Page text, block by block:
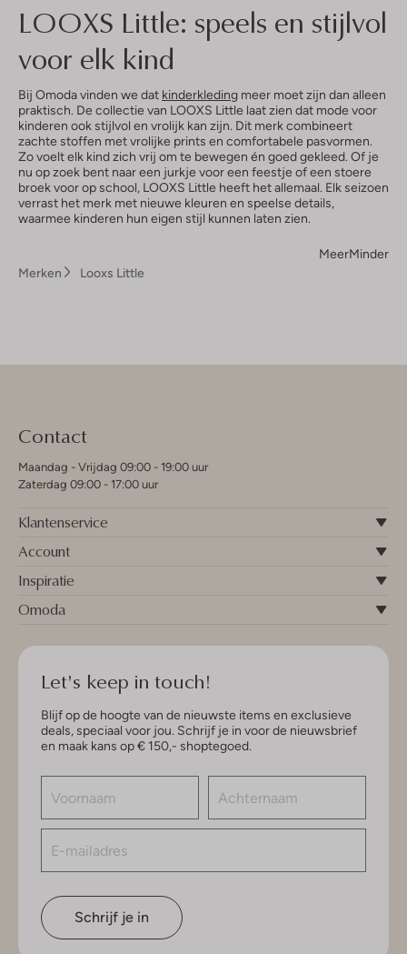
LOOXS Little: speels en stijlvol
voor elk kind
Bij Omoda vinden we dat kinderkleding meer moet zijn dan alleen
praktisch. De collectie van LOOXS Little laat zien dat mode voor
kinderen ook stijlvol en vrolijk kan zijn. Dit merk combineert
zachte stoffen met vrolijke prints en comfortabele pasvormen.
Zo voelt elk kind zich vrij om te bewegen én goed gekleed. Of je
nu op zoek bent naar een jurkje voor een feestje of een stoere
broek voor op school, LOOXS Little heeft het allemaal. Elk seizoen
verrast het merk met nieuwe kleuren en speelse details,
waarmee kinderen hun eigen stijl kunnen laten zien.
MeerMinder
Merken
Looxs Little
Contact
Maandag - Vrijdag 09:00 - 19:00 uur
Zaterdag 09:00 - 17:00 uur
Klantenservice
Account
Inspiratie
Omoda
Let's keep in touch!
Blijf op de hoogte van de nieuwste items en exclusieve
deals, speciaal voor jou. Schrijf je in voor de nieuwsbrief
en maak kans op € 150,- shoptegoed.
Schrijf je in